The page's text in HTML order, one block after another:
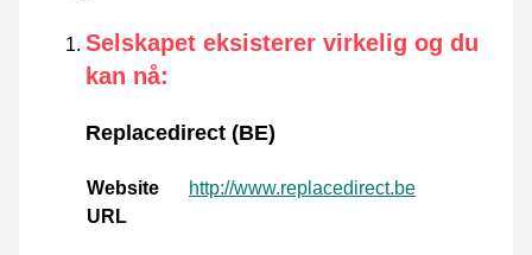
Selskapet eksisterer virkelig og du
kan nå:
Replacedirect (BE)
Website
URL
http://www.replacedirect.be